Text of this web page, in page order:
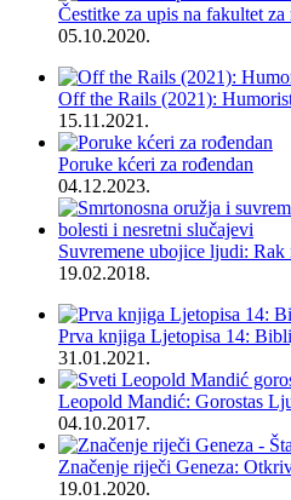
Čestitke za upis na fakultet za
05.10.2020.
Off the Rails (2021):
15.11.2021.
Poruke kćeri za rođendan
04.12.2023.
Suvremene ubojice ljudi: Rak
19.02.2018.
Prva knjiga Ljetopisa 14:
31.01.2021.
Leopold Mandić: Gorostas
04.10.2017.
Značenje riječi Geneza:
19.01.2020.